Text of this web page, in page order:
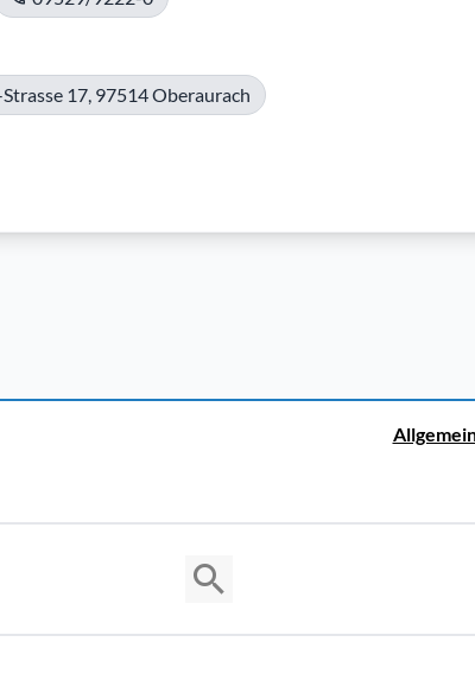
17, 97514 Oberaurach
Copyright © 2026 Cosmema GmbH